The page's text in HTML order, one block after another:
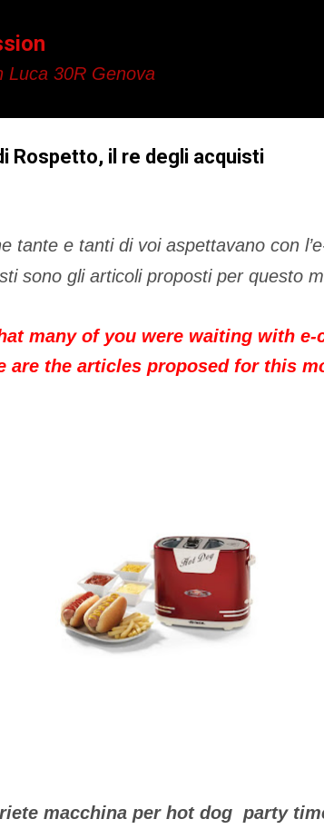
Luca 30R Genova
Rospetto, il re degli acquisti
tante e tanti di voi aspettavano con
sono gli articoli proposti per questo
many of you were waiting with e-
are the articles proposed for this
macchina per hot dog party